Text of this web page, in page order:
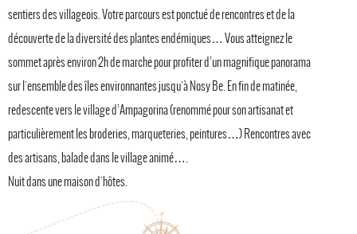
sentiers des villageois. Votre parcours est ponctué de rencontres et de la
découverte de la diversité des plantes endémiques… Vous atteignez le
sommet après environ 2h de marche pour profiter d’un magnifique panorama
sur l'ensemble des îles environnantes jusqu'à Nosy Be. En fin de matinée,
redescente vers le village d’Ampagorina (renommé pour son artisanat et
particulièrement les broderies, marqueteries, peintures…) Rencontres avec
des artisans, balade dans le village animé….
Nuit dans une maison d'hôtes.